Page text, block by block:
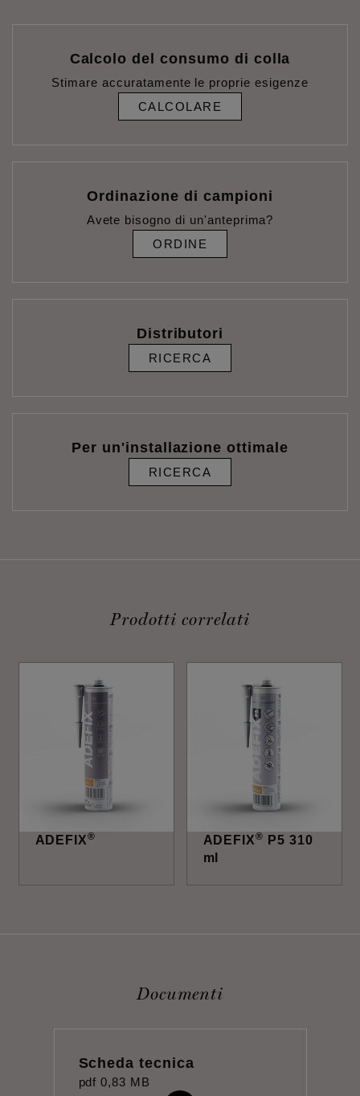
Calcolo del consumo di colla
Stimare accuratamente le proprie esigenze
CALCOLARE
Ordinazione di campioni
Avete bisogno di un'anteprima?
ORDINE
Distributori
RICERCA
Per un'installazione ottimale
RICERCA
Prodotti correlati
ADEFIX® ADEFIX®
P5 310
ml
Documenti
Scheda tecnica
pdf 0,83 MB